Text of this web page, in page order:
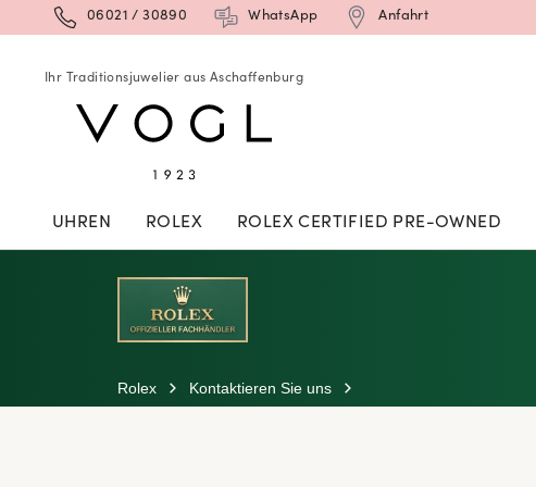
06021 / 30890 WhatsApp Anfahrt
Ihr Traditionsjuwelier aus Aschaffenburg
UHREN ROLEX ROLEX CERTIFIED PRE-OWNED
Rolex Kontaktieren Sie uns